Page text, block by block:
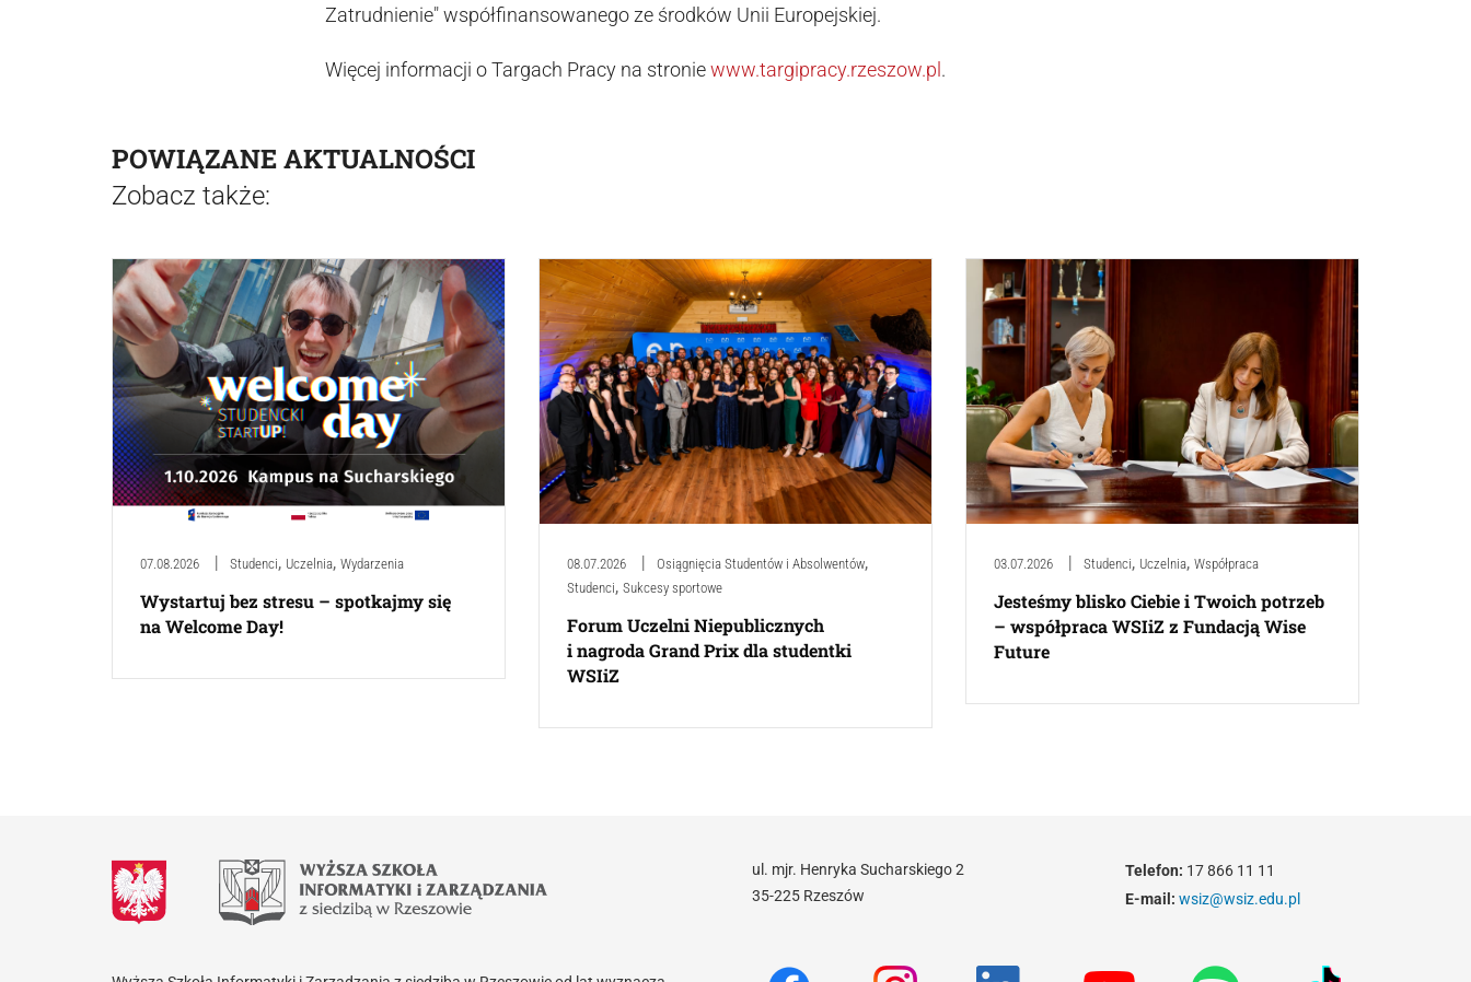
Zatrudnienie" współfinansowanego ze środków Unii Europejskiej.
Więcej informacji o Targach Pracy na stroniewww.targipracy.rzeszow.pl .
POWIĄZANE AKTUALNOŚCI
Zobacz także:
07.08.2026 Studenci, Uczelnia, Wydarzenia
Wystartuj bez stresu – spotkajmy się
na Welcome Day!
08.07.2026 Osiągnięcia Studentów i Absolwentów,
Studenci, Sukcesy sportowe
Forum Uczelni Niepublicznych
i nagroda Grand Prix dla studentki
WSIiZ
03.07.2026 Studenci, Uczelnia, Współpraca
Jesteśmy blisko Ciebie i Twoich potrzeb
– współpraca WSIiZ z Fundacją Wise
Future
ul. mjr. Henryka Sucharskiego 2
35-225 Rzeszów
Telefon: 17 866 11 11
E-mail: wsiz@wsiz.edu.pl